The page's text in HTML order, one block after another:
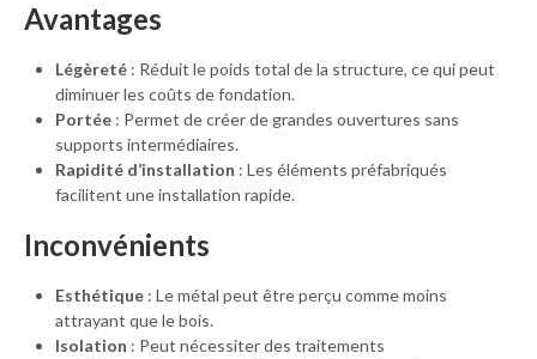
Avantages
Légèreté : Réduit le poids total de la structure, ce qui peut
diminuer les coûts de fondation.
Portée : Permet de créer de grandes ouvertures sans
supports intermédiaires.
Rapidité d’installation : Les éléments préfabriqués
facilitent une installation rapide.
Inconvénients
Esthétique : Le métal peut être perçu comme moins
attrayant que le bois.
Isolation : Peut nécessiter des traitements